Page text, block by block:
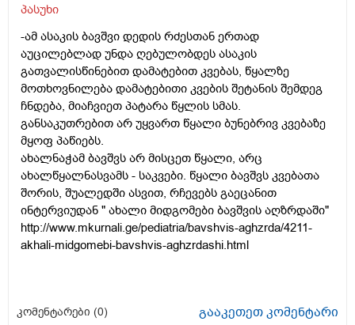
პასუხი
-ამ ასაკის ბავშვი დედის რძესთან ერთად
აუცილებლად უნდა ღებულობდეს ასაკის
გათვალისწინებით დამატებით კვებას, წყალზე
მოთხოვნილება დამატებითი კვების შეტანის შემდეგ
ჩნდება, მიაჩვიეთ პატარა წყლის სმას.
განსაკუთრებით არ უყვართ წყალი ბუნებრივ კვებაზე
მყოფ პაწიებს.
ახალნაჭამ ბავშვს არ მისცეთ წყალი, არც
ახალწყალნასვამს - საკვები. წყალი ბავშვს კვებათა
შორის, შუალედში ასვით, რჩევებს გაეცანით
ინტერვიუდან " ახალი მიდგომები ბავშვის აღზრდაში"
http://www.mkurnali.ge/pediatria/bavshvis-aghzrda/4211-
akhali-midgomebi-bavshvis-aghzrdashi.html
კომენტარები (0) გააკეთეთ კომენტარი